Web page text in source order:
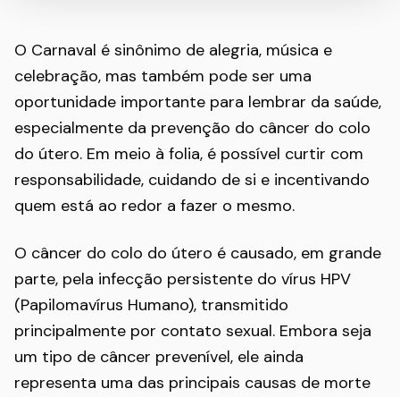
O Carnaval é sinônimo de alegria, música e
celebração, mas também pode ser uma
oportunidade importante para lembrar da saúde,
especialmente da prevenção do câncer do colo
do útero. Em meio à folia, é possível curtir com
responsabilidade, cuidando de si e incentivando
quem está ao redor a fazer o mesmo.
O câncer do colo do útero é causado, em grande
parte, pela infecção persistente do vírus HPV
(Papilomavírus Humano), transmitido
principalmente por contato sexual. Embora seja
um tipo de câncer prevenível, ele ainda
representa uma das principais causas de morte